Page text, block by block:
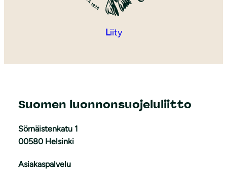
Liity
Suomen luonnonsuojeluliitto
Sörnäistenkatu 1
00580 Helsinki
Asiakaspalvelu